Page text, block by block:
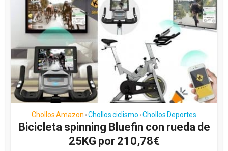
Chollos Amazon • Chollos ciclismo • Chollos Deportes
Bicicleta spinning Bluefin con rueda de
25KG por 210,78€